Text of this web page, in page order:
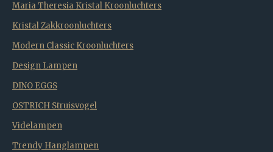
Maria Theresia Kristal Kroonluchters
Kristal Zakkroonluchters
Modern Classic Kroonluchters
Design Lampen
DINO EGGS
OSTRICH Struisvogel
Videlampen
Trendy Hanglampen